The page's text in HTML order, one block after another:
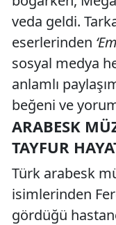
veda geldi.
eserlerinden
sosyal medya
anlamlı
beğeni ve
ARABESK
TAYFUR
Türk arabesk
isimlerinden
gördüğü